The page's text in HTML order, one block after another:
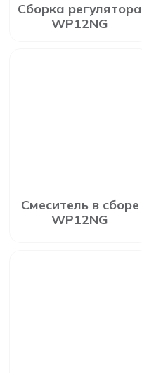
Сборка регулятора
WP12NG
Смеситель в сборе
WP12NG